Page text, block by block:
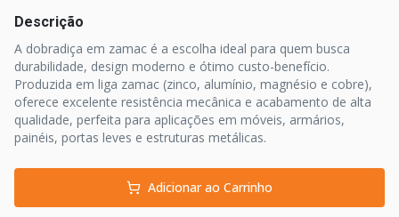
Descrição
A dobradiça em zamac é a escolha ideal para quem busca
durabilidade, design moderno e ótimo custo-benefício.
Produzida em liga zamac (zinco, alumínio, magnésio e cobre),
oferece excelente resistência mecânica e acabamento de alta
qualidade, perfeita para aplicações em móveis, armários,
painéis, portas leves e estruturas metálicas.
Adicionar ao Carrinho